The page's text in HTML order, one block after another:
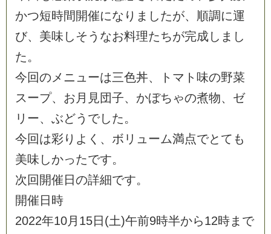
かつ短時間 開催にな り ま したが、 順調 に運
び、 美味 しそ う なお料理たちが完成 し ま し
た。
今回の メ ニ ュ ーは三色丼、 ト マ ト 味の野菜
スープ、 お 月 見団子、 かぼちゃの煮物、 ゼ
リ ー、 ぶどう でした。
今回は彩り よ く 、 ボ リ ュ ーム満点でと て も
美味 しかったです。
次 回 開催 日 の詳細です。
開催 日 時
2022年10月 15日 (土)午前9時半から12時ま で